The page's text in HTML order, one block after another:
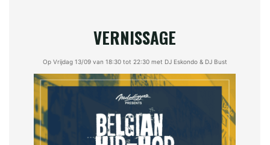
VERNISSAGE
Op Vrijdag 13/09 van 18:30 tot 22:30 met DJ Eskondo & DJ Bust